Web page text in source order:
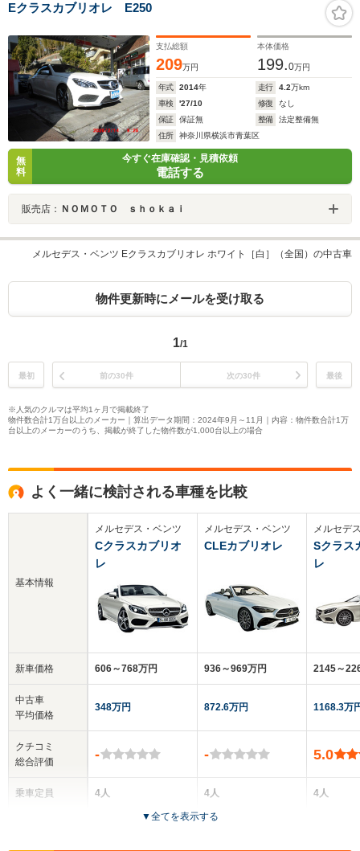
Eクラスカブリオレ E250
支払総額
209万円
本体価格
199.0万円
年式 2014年 走行 4.2万km
車検
'27/10 修復
なし
保証
保証無 整備
法定整備無
住所
神奈川県横浜市青葉区
無
料
今すぐ在庫確認・見積依頼
電話する
販売店： ＮＯＭＯＴＯ ｓｈｏｋａｉ
メルセデス・ベンツ Eクラスカブリオレ ホワイト［白］（全国）の中古車
物件更新時にメールを受け取る
1/1
最初 前の30件 次の30件 最後
※人気のクルマは平均1ヶ月で掲載終了
物件数合計1万台以上のメーカー｜算出データ期間：2024年9月～11月｜内容：物件数合計1万
台以上のメーカーのうち、掲載が終了した物件数が1,000台以上の場合
よく一緒に検討される車種を比較
基本情報
新車価格
中古車
平均価格
クチコミ
総合評価
乗車定員
メルセデス・ベンツ
Cクラスカブリオ
レ
606～768万円
348万円
-
4人
メルセデス・ベンツ
CLEカブリオレ
936～969万円
872.6万円
-
4人
2ドア
メルセデ
Sクラス
レ
2145～
1168.3万
5.0
4人
▼全てを表示する